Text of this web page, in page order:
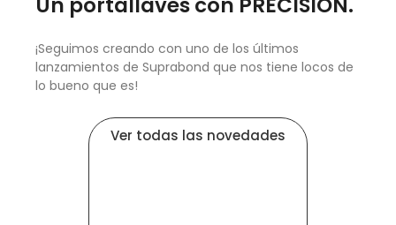
¡Seguimos creando con uno de los últimos
lanzamientos de Suprabond que nos tiene locos de
lo bueno que es!
Ver todas las novedades